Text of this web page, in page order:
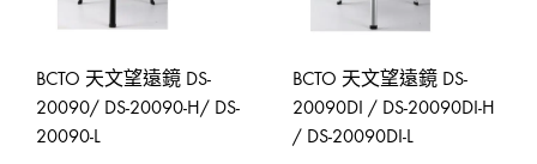
BCTO 天文望遠鏡 DS-
20090/ DS-20090-H/ DS-
20090-L
BCTO 天文望遠鏡 DS-
20090DI / DS-20090DI-H
/ DS-20090DI-L